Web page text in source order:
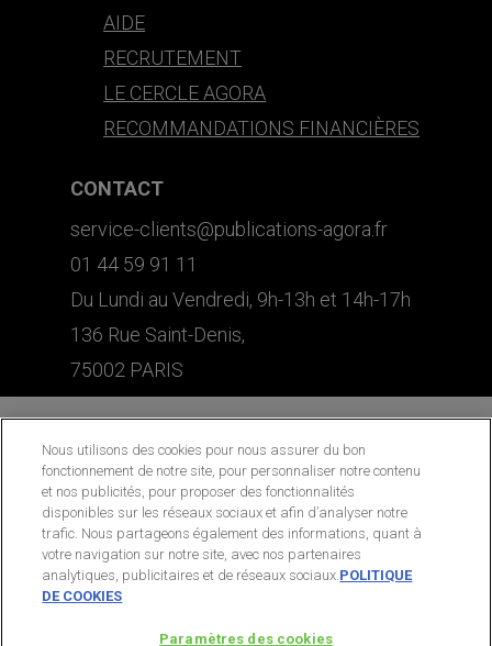
AIDE
RECRUTEMENT
LE CERCLE AGORA
RECOMMANDATIONS FINANCIÈRES
CONTACT
service-clients@publications-agora.fr
01 44 59 91 11
Du Lundi au Vendredi, 9h-13h et 14h-17h
136 Rue Saint-Denis,
75002 PARIS
Nous utilisons des cookies pour nous assurer du bon
fonctionnement de notre site, pour personnaliser notre contenu
et nos publicités, pour proposer des fonctionnalités
disponibles sur les réseaux sociaux et afin d’analyser notre
trafic. Nous partageons également des informations, quant à
votre navigation sur notre site, avec nos partenaires
analytiques, publicitaires et de réseaux sociaux.POLITIQUE
DE COOKIES
Paramètres des cookies